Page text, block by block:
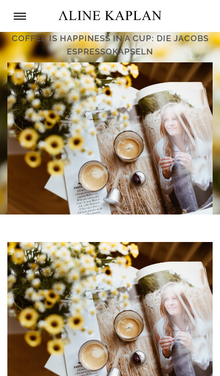
COFFEE IS HAPPINESS IN A CUP: DIE JACOBS
ESPRESSOKAPSELN